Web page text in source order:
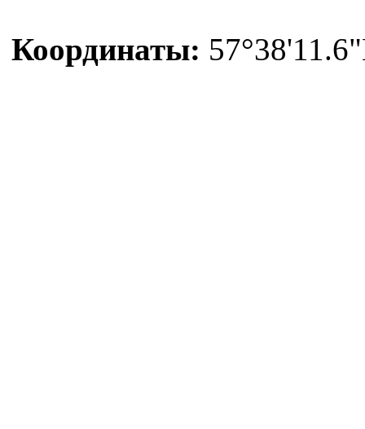
Координаты: